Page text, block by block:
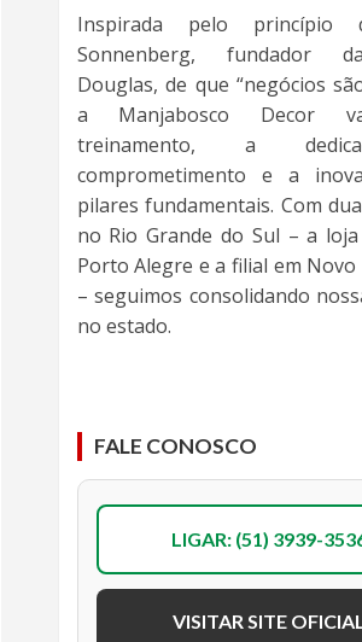
Inspirada pelo princípio
Sonnenberg, fundador
Douglas, de que “negócios
a Manjabosco Decor
treinamento, a
comprometimento e a
pilares fundamentais. Com
no Rio Grande do Sul – a
Porto Alegre e a filial em
– seguimos consolidando
no estado.
FALE CONOSCO
LIGAR: (51) 3939-
VISITAR SITE